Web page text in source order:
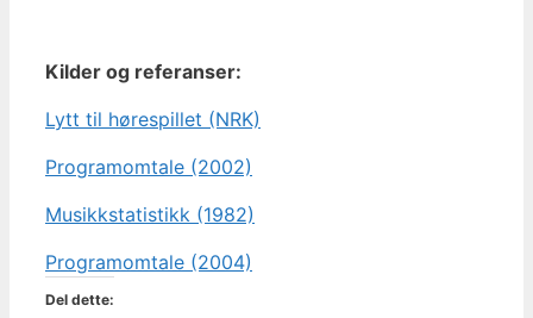
Kilder og referanser:
Lytt til hørespillet (NRK)
Programomtale (2002)
Musikkstatistikk (1982)
Programomtale (2004)
Del dette: